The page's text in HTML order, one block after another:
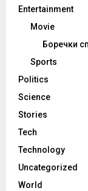
Entertainment
Movie
Боречки
Sports
Politics
Science
Stories
Tech
Technology
Uncategorized
World